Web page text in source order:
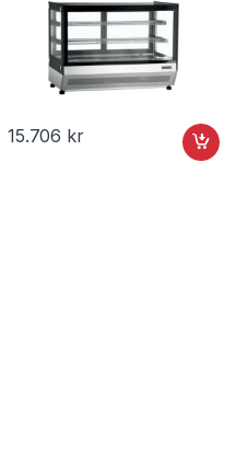
15.706 kr